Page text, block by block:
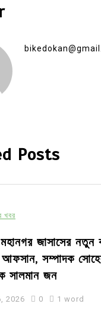
Posts
খবর
জাসাসের নতুন
আফসান, সম্পাদক
সালমান জন
2026 0 1 word